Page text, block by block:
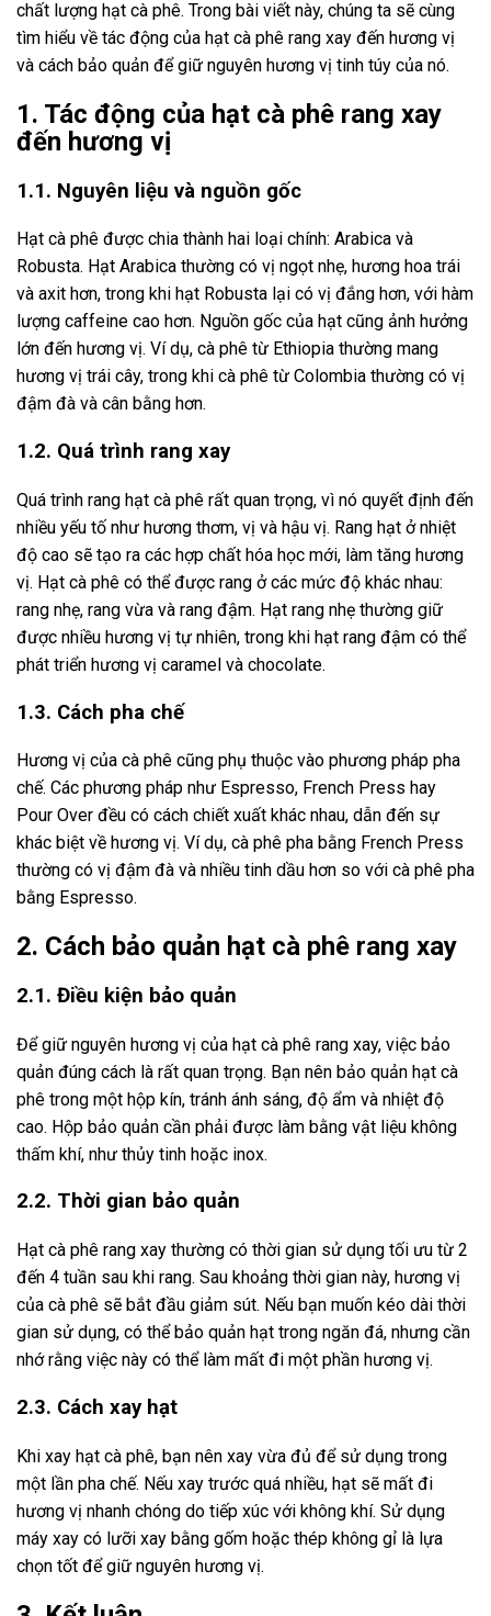
chất lượng hạt cà phê. Trong bài viết này, chúng ta sẽ cùng
tìm hiểu về tác động của hạt cà phê rang xay đến hương vị
và cách bảo quản để giữ nguyên hương vị tinh túy của nó.
1. Tác động của hạt cà phê rang xay
đến hương vị
1.1. Nguyên liệu và nguồn gốc
Hạt cà phê được chia thành hai loại chính: Arabica và
Robusta. Hạt Arabica thường có vị ngọt nhẹ, hương hoa trái
và axit hơn, trong khi hạt Robusta lại có vị đắng hơn, với hàm
lượng caffeine cao hơn. Nguồn gốc của hạt cũng ảnh hưởng
lớn đến hương vị. Ví dụ, cà phê từ Ethiopia thường mang
hương vị trái cây, trong khi cà phê từ Colombia thường có vị
đậm đà và cân bằng hơn.
1.2. Quá trình rang xay
Quá trình rang hạt cà phê rất quan trọng, vì nó quyết định đến
nhiều yếu tố như hương thơm, vị và hậu vị. Rang hạt ở nhiệt
độ cao sẽ tạo ra các hợp chất hóa học mới, làm tăng hương
vị. Hạt cà phê có thể được rang ở các mức độ khác nhau:
rang nhẹ, rang vừa và rang đậm. Hạt rang nhẹ thường giữ
được nhiều hương vị tự nhiên, trong khi hạt rang đậm có thể
phát triển hương vị caramel và chocolate.
1.3. Cách pha chế
Hương vị của cà phê cũng phụ thuộc vào phương pháp pha
chế. Các phương pháp như Espresso, French Press hay
Pour Over đều có cách chiết xuất khác nhau, dẫn đến sự
khác biệt về hương vị. Ví dụ, cà phê pha bằng French Press
thường có vị đậm đà và nhiều tinh dầu hơn so với cà phê pha
bằng Espresso.
2. Cách bảo quản hạt cà phê rang xay
2.1. Điều kiện bảo quản
Để giữ nguyên hương vị của hạt cà phê rang xay, việc bảo
quản đúng cách là rất quan trọng. Bạn nên bảo quản hạt cà
phê trong một hộp kín, tránh ánh sáng, độ ẩm và nhiệt độ
cao. Hộp bảo quản cần phải được làm bằng vật liệu không
thấm khí, như thủy tinh hoặc inox.
2.2. Thời gian bảo quản
Hạt cà phê rang xay thường có thời gian sử dụng tối ưu từ 2
đến 4 tuần sau khi rang. Sau khoảng thời gian này, hương vị
của cà phê sẽ bắt đầu giảm sút. Nếu bạn muốn kéo dài thời
gian sử dụng, có thể bảo quản hạt trong ngăn đá, nhưng cần
nhớ rằng việc này có thể làm mất đi một phần hương vị.
2.3. Cách xay hạt
Khi xay hạt cà phê, bạn nên xay vừa đủ để sử dụng trong
một lần pha chế. Nếu xay trước quá nhiều, hạt sẽ mất đi
hương vị nhanh chóng do tiếp xúc với không khí. Sử dụng
máy xay có lưỡi xay bằng gốm hoặc thép không gỉ là lựa
chọn tốt để giữ nguyên hương vị.